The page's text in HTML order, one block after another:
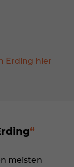
Erding hier
meisten